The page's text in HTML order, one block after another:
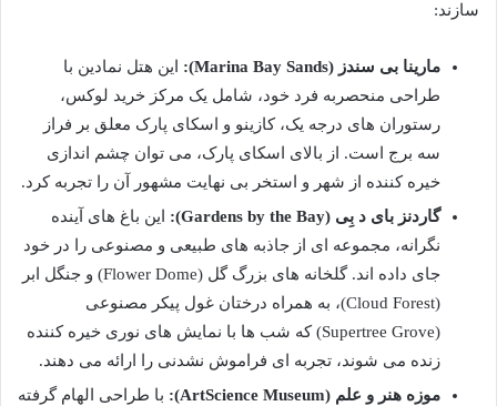
سازند:
مارینا بی سندز (Marina Bay Sands):
این هتل نمادین با
طراحی منحصربه فرد خود، شامل یک مرکز خرید لوکس،
رستوران های درجه یک، کازینو و اسکای پارک معلق بر فراز
سه برج است. از بالای اسکای پارک، می توان چشم اندازی
خیره کننده از شهر و استخر بی نهایت مشهور آن را تجربه کرد.
گاردنز بای د بِی (Gardens by the Bay):
این باغ های آینده
نگرانه، مجموعه ای از جاذبه های طبیعی و مصنوعی را در خود
جای داده اند. گلخانه های بزرگ گل (Flower Dome) و جنگل ابر
(Cloud Forest)، به همراه درختان غول پیکر مصنوعی
(Supertree Grove) که شب ها با نمایش های نوری خیره کننده
زنده می شوند، تجربه ای فراموش نشدنی را ارائه می دهند.
موزه هنر و علم (ArtScience Museum):
با طراحی الهام گرفته